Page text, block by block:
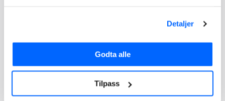
Detaljer
Godta alle
Tilpass
og har vært trofast kunde gjennom flere år?
Det kan også være andre faktorer som har gjort at din
Enten fordi du har betalt ned større deler av lånet, eller